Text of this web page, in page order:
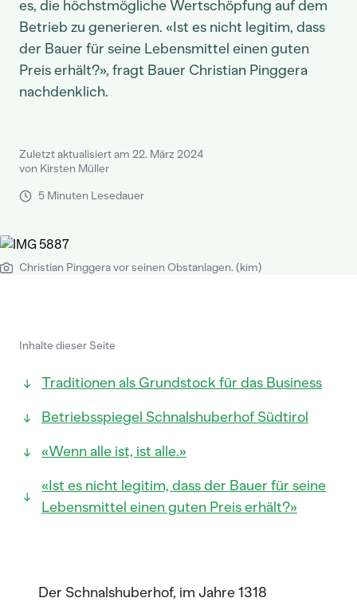
es, die höchstmögliche Wertschöpfung auf dem
Betrieb zu generieren. «Ist es nicht legitim, dass
der Bauer für seine Lebensmittel einen guten
Preis erhält?», fragt Bauer Christian Pinggera
nachdenklich.
Zuletzt aktualisiert am 22. März 2024
von Kirsten Müller
5 Minuten Lesedauer
Christian Pinggera vor seinen Obstanlagen. (kim)
Inhalte dieser Seite
Traditionen als Grundstock für das Business
Betriebsspiegel Schnalshuberhof Südtirol
«Wenn alle ist, ist alle.»
«Ist es nicht legitim, dass der Bauer für seine
Lebensmittel einen guten Preis erhält?»
Der Schnalshuberhof, im Jahre 1318